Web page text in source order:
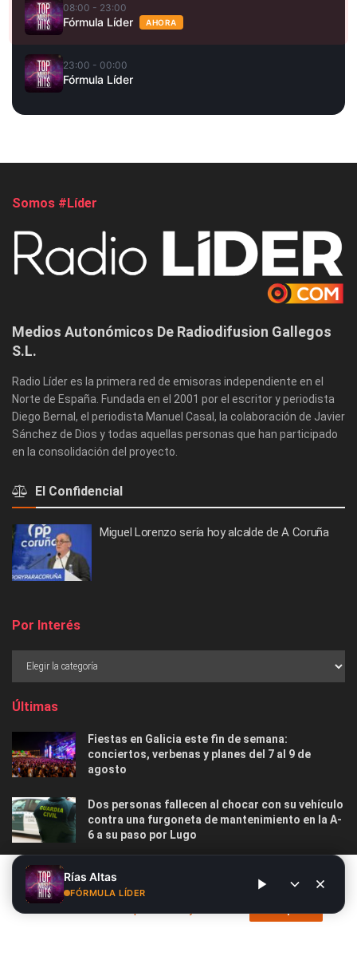
08:00 - 23:00
Fórmula Líder AHORA
23:00 - 00:00
Fórmula Líder
Somos #Líder
Medios Autonómicos De Radiodifusion Gallegos
S.L.
Radio Líder es la primera red de emisoras independiente en el
Norte de España. Fundada en el 2001 por el escritor y periodista
Diego Bernal, el periodista Manuel Casal, la colaboración de Javier
Sánchez de Dios y todas aquellas personas que han participado
en la consolidación del proyecto.
El Confidencial
Miguel Lorenzo sería hoy alcalde de A Coruña
Por Interés
Últimas
Fiestas en Galicia este fin de semana:
conciertos, verbenas y planes del 7 al 9 de
agosto
Dos personas fallecen al chocar con su vehículo
contra una furgoneta de mantenimiento en la A-
6 a su paso por Lugo
Las 12 playas gallegas con Bandera Azul menos
masificadas para disfrutar este verano
Rías Altas
FÓRMULA LÍDER
Este sitio web utiliza cookies. Al continuar utilizando este sitio
web, usted da su consentimiento para el uso de cookies. Visite